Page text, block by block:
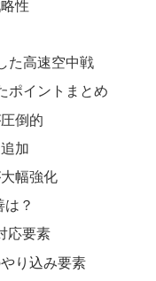
性
た高速空中戦
ポイントまとめ
倒的
加
幅強化
？
応要素
り込み要素